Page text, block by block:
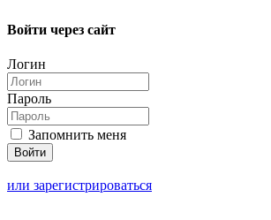
Войти через сайт
Логин
Пароль
Запомнить меня
или зарегистрироваться